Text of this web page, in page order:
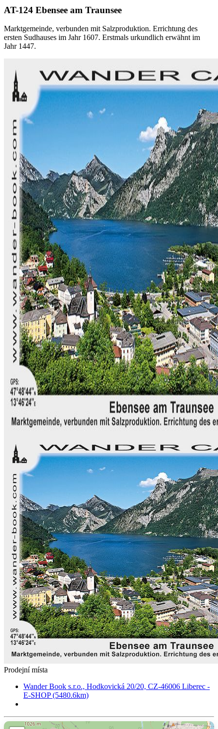
AT-124 Ebensee am Traunsee
Marktgemeinde, verbunden mit Salzproduktion. Errichtung des
ersten Sudhauses im Jahr 1607. Erstmals urkundlich erwähnt im
Jahr 1447.
Prodejní místa
Wander Book s.r.o., Hodkovická 20/20, CZ-46006 Liberec -
E-SHOP (5480.6km)